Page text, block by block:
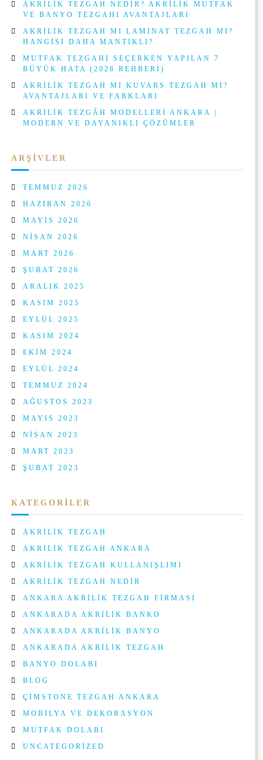
G
E
Z
N
M
E
S
I
AKRILIK TEZGAH NEDIR? AKRILIK MUTFAK
VE BANYO TEZGAHI AVANTAJLARI
AKRILIK TEZGAH MI LAMINAT TEZGAH MI?
HANGISI DAHA MANTIKLI?
MUTFAK TEZGAHI SEÇERKEN YAPILAN 7
BÜYÜK HATA (2026 REHBERI)
AKRILIK TEZGAH MI KUVARS TEZGAH MI?
AVANTAJLARI VE FARKLARI
AKRILIK TEZGÂH MODELLERI ANKARA |
MODERN VE DAYANIKLI ÇÖZÜMLER
ARŞIVLER
TEMMUZ 2026
HAZIRAN 2026
MAYIS 2026
NISAN 2026
MART 2026
ŞUBAT 2026
ARALIK 2025
KASIM 2025
EYLÜL 2025
KASIM 2024
EKIM 2024
EYLÜL 2024
TEMMUZ 2024
AĞUSTOS 2023
MAYIS 2023
NISAN 2023
MART 2023
ŞUBAT 2023
KATEGORILER
AKRILIK TEZGAH
AKRILIK TEZGAH ANKARA
AKRILIK TEZGAH KULLANIŞLIMI
AKRILIK TEZGAH NEDIR
ANKARA AKRILIK TEZGAH FIRMASI
ANKARADA AKRILIK BANKO
ANKARADA AKRILIK BANYO
ANKARADA AKRILIK TEZGAH
BANYO DOLABI
BLOG
ÇIMSTONE TEZGAH ANKARA
MOBILYA VE DEKORASYON
MUTFAK DOLABI
UNCATEGORIZED